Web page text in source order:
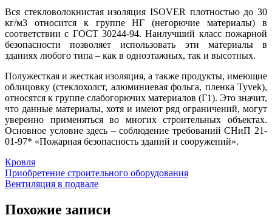
Вся стекловолокнистая изоляция ISOVER плотностью до 30
кг/м3 относится к группе НГ (негорючие материалы) в
соответствии с ГОСТ 30244-94. Наилучший класс пожарной
безопасности позволяет использовать эти материалы в
зданиях любого типа – как в одноэтажных, так и высотных.
Полужесткая и жесткая изоляция, а также продукты, имеющие
облицовку (стеклохолст, алюминиевая фольга, пленка Tyvek),
относятся к группе слабогорючих материалов (Г1). Это значит,
что данные материалы, хотя и имеют ряд ограничений, могут
уверенно применяться во многих строительных объектах.
Основное условие здесь – соблюдение требований СНиП 21-
01-97* «Пожарная безопасность зданий и сооружений».
Кровля
Навигация
по
записям
Приобретение строительного оборудования
Вентиляция в подвале
Похожие записи